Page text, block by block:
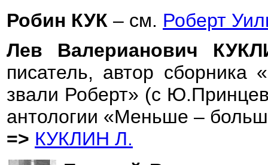
Робин КУК – см. Роберт
Лев Валерианович
писатель, автор
звали Роберт» (с
антологии «Меньше –
=> КУКЛИН Л.